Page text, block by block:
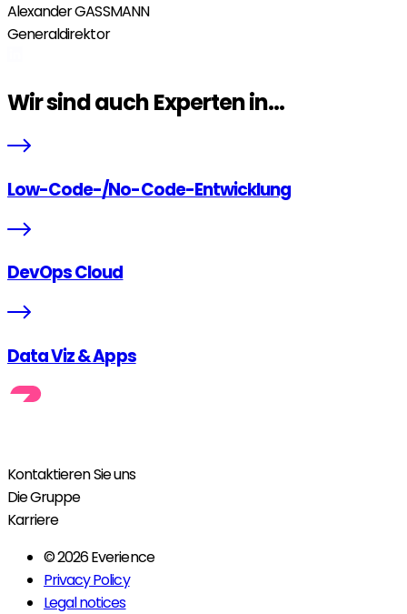
Alexander GASSMANN
Generaldirektor
Wir sind auch Experten in...
Low-Code-/No-Code-Entwicklung
DevOps Cloud
Data Viz & Apps
Kontaktieren Sie uns
Die Gruppe
Karriere
© 2026 Everience
Privacy Policy
Legal notices